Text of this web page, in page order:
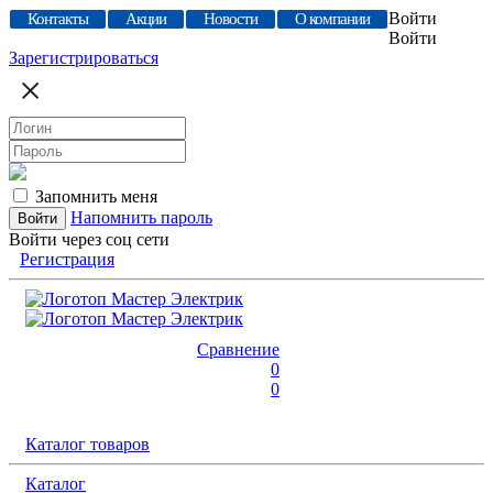
Контакты Акции Новости О компании
Войти
Войти
Зарегистрироваться
Запомнить меня
Напомнить пароль
Войти через соц сети
Регистрация
Сравнение
0
0
Каталог товаров
Каталог